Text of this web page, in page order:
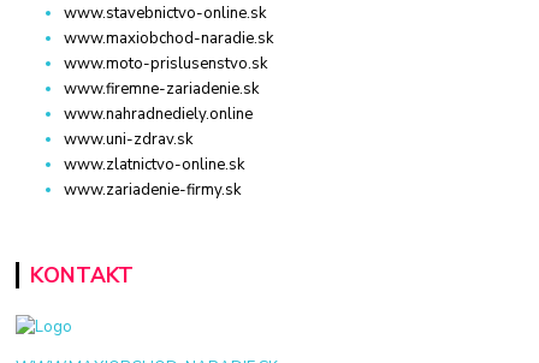
www.stavebnictvo-online.sk
www.maxiobchod-naradie.sk
www.moto-prislusenstvo.sk
www.firemne-zariadenie.sk
www.nahradnediely.online
www.uni-zdrav.sk
www.zlatnictvo-online.sk
www.zariadenie-firmy.sk
KONTAKT